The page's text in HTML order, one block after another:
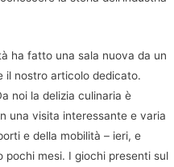
ha fatto una sala nuova da un
il nostro articolo dedicato.
noi la delizia culinaria è
una visita interessante e varia
e della mobilità – ieri, e
pochi mesi. I giochi presenti sul